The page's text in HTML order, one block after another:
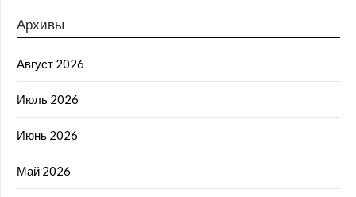
Архивы
Август 2026
Июль 2026
Июнь 2026
Май 2026